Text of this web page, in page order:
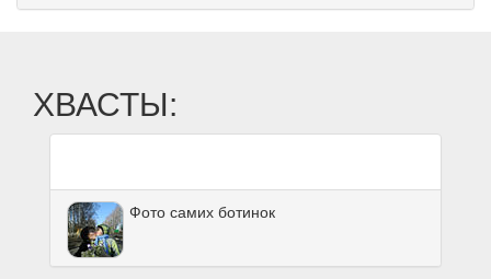
ХВАСТЫ:
Фото самих ботинок